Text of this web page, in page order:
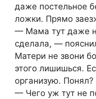
даже постельное
ложки. Прямо
— Мама тут даже
сделала, —
Матери не звони
этого лишишься.
организую. Понял?
— Чего уж тут не